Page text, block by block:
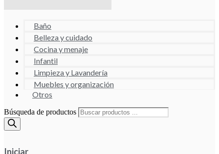
Baño
Belleza y cuidado
Cocina y menaje
Infantil
Limpieza y Lavandería
Muebles y organización
Otros
Búsqueda de productos
Iniciar